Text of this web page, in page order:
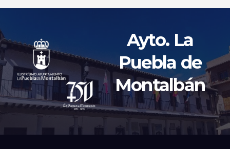
Ayto. La
Puebla de
Montalbán